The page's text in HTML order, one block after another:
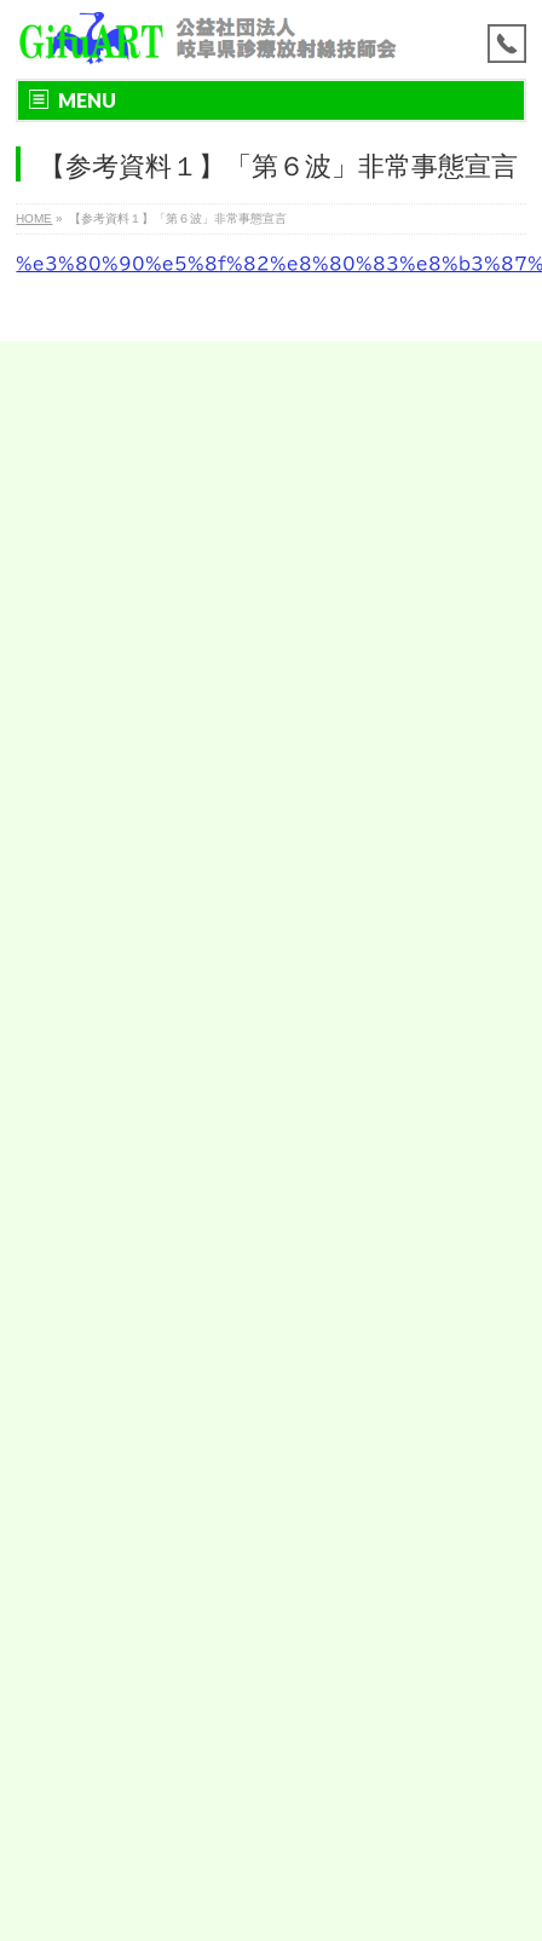
MENU
【参考資料１】「第６波」非常事態宣言
HOME » 【参考資料１】「第６波」非常事態宣言